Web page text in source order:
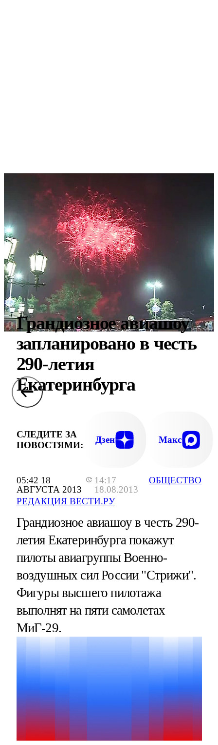
05:42 18
АВГУСТА 2013
14:17
18.08.2013
РЕДАКЦИЯ ВЕСТИ.РУ
ОБЩЕСТВО
Грандиозное авиашоу
запланировано в честь
290-летия
Екатеринбурга
СЛЕДИТЕ ЗА
НОВОСТЯМИ:
Дзен Макс
Грандиозное авиашоу в честь 290-
летия Екатеринбурга покажут
пилоты авиагруппы Военно-
воздушных сил России "Стрижи".
Фигуры высшего пилотажа
выполнят на пяти самолетах
МиГ-29.